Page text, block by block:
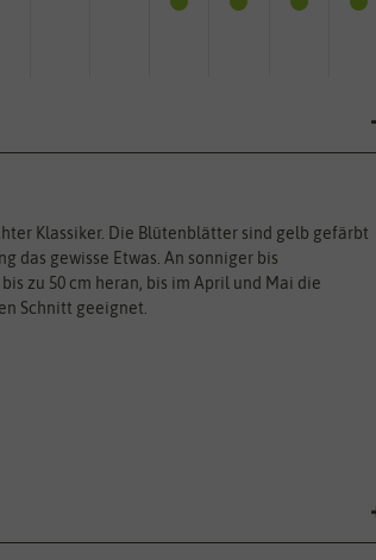
Klassiker. Die Blütenblätter sind gelb gefärbt
das gewisse Etwas. An sonniger bis
zu 50 cm heran, bis im April und Mai die
Schnitt geeignet.